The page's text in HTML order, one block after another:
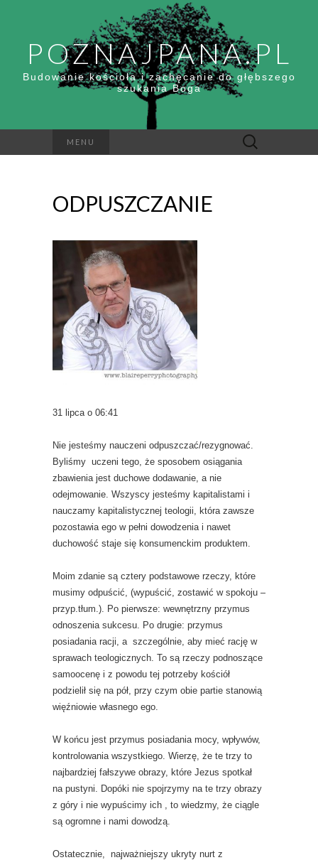
POZNAJPANA.PL
Budowanie kościoła i zachęcanie do głębszego
szukania Boga
MENU Szukaj:
ODPUSZCZANIE
31 lipca o 06:41
Nie jesteśmy nauczeni odpuszczać/rezygnować.
Byliśmy uczeni tego, że sposobem osiągania
zbawienia jest duchowe dodawanie, a nie
odejmowanie. Wszyscy jesteśmy kapitalistami i
nauczamy kapitalistycznej teologii, która zawsze
pozostawia ego w pełni dowodzenia i nawet
duchowość staje się konsumenckim produktem.
Moim zdanie są cztery podstawowe rzeczy, które
musimy odpuścić, (wypuścić, zostawić w spokoju –
przyp.tłum.). Po pierwsze: wewnętrzny przymus
odnoszenia sukcesu. Po drugie: przymus
posiadania racji, a szczególnie, aby mieć rację w
sprawach teologicznych. To są rzeczy podnoszące
samoocenę i z powodu tej potrzeby kościół
podzielił się na pół, przy czym obie partie stanowią
więźniowie własnego ego.
W końcu jest przymus posiadania mocy, wpływów,
kontrolowania wszystkiego. Wierzę, że te trzy to
najbardziej fałszywe obrazy, które Jezus spotkał
na pustyni. Dopóki nie spojrzymy na te trzy obrazy
z góry i nie wypuścimy ich , to wiedzmy, że ciągle
są ogromne i nami dowodzą.
Ostatecznie, najważniejszy ukryty nurt z